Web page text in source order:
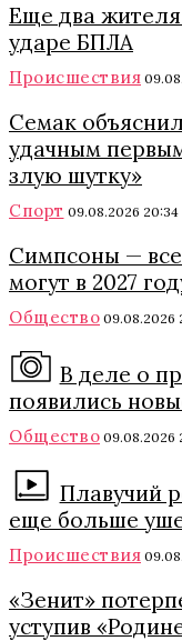
Еще два
ударе БПЛА
Происшествия
Семак
удачным
злую шутку»
Спорт 09.08.2026 20:34
Симпсоны —
могут в 2027
Общество 09.08.2026
В деле о
появились
Общество 09.08.2026
Плавучий
еще больше
Происшествия
«Зенит»
уступив